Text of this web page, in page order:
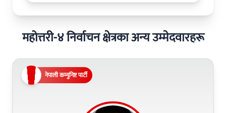
महोत्तरी-४ निर्वाचन क्षेत्रका अन्य उम्मेदवारहरू
नेपाली कम्युनिष्ट पार्टी